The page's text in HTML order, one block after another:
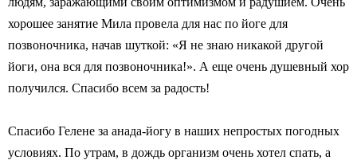
хорошее занятие Мила провела для нас по йоге для
позвоночника, начав шуткой: «Я не знаю никакой другой
йоги, она вся для позвоночника!». А еще очень душевный хор
получился. Спасибо всем за радость!
Спасибо Гелене за анада-йогу в наших непростых погодных
условиях. По утрам, в дождь организм очень хотел спать, а